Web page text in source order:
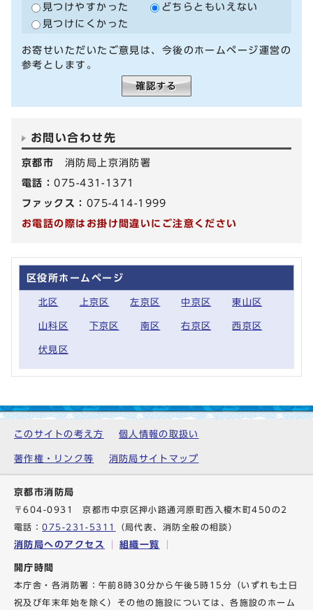
見つけやすかった
どちらともいえない
見つけにくかった
お寄せいただいたご意見は、今後のホームページ運営の
参考とします。
お問い合わせ先
京都市 消防局上京消防署
電話：075-431-1371
ファックス： 075-414-1999
お電話の際はお掛け間違いにご注意ください
区役所ホームページ
北区 上京区 左京区 中京区 東山区
山科区 下京区 南区 右京区 西京区
伏見区
このサイトの考え方 個人情報の取扱い
著作権・リンク等 消防局サイトマップ
京都市消防局
〒604-0931 京都市中京区押小路通河原町西入榎木町450の2
電話：075-231-5311 （局代表、消防全般の相談）
消防局へのアクセス 組織一覧
開庁時間
本庁舎・各消防署：午前8時30分から午後5時15分（いずれも土日
祝及び年末年始を除く）その他の施設については、各施設のホーム